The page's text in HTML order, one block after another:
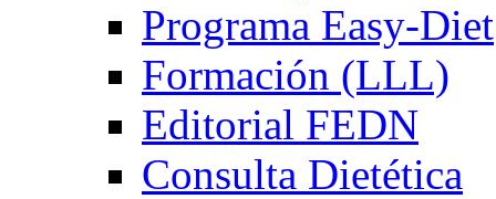
Programa Easy-Diet
Formación (LLL)
Editorial FEDN
Consulta Dietética